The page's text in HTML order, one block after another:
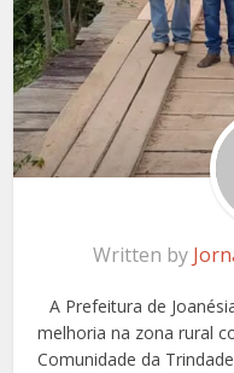
Written by
A Prefeitura de
melhoria na zona rural
Comunidade da